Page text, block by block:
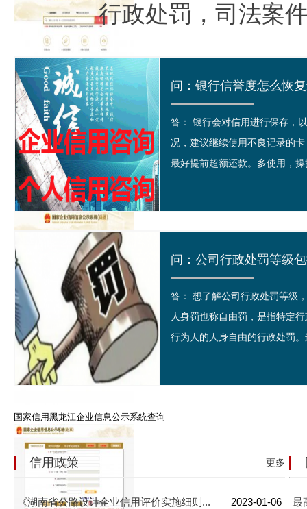
江苏常州市企业信用信息公示系统查询
上海浦东新区企业信用信息公示系统查询
国家信用新疆建设兵团企业信息公示系统查询
国家信用黑龙江企业信息公示系统查询
行政处罚，司法案
问：银行信誉度怎么恢
答： 银行会对信用进行保存，
况，建议继续使用不良记录的
最好提前超额还款。多使用，
答： 想了解公司行政处罚等
人身罚也称自由罚，是指特定
行为人的人身自由的行政处罚
信用政策 更多
《湖南省公路设计企业信用评价实施细则...
2023-01-06
最